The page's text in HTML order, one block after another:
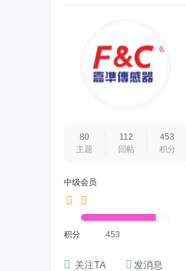
80
主题
112
回帖
453
积分
中级会员
积分 453
关注TA 发消息